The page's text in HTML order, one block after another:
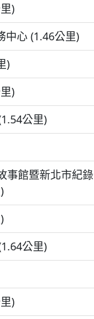
)
中心 (1.46公里)
)
)
公里)
事館暨新北市紀錄
公里)
)